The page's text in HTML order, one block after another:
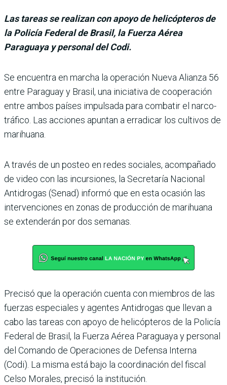
Las tareas se realizan con apoyo de helicópteros de
la Policía Federal de Brasil, la Fuerza Aérea
Paraguaya y personal del Codi.
Se encuentra en mar­cha la operación Nueva Alianza 56
entre Paraguay y Brasil, una iniciativa de cooperación
entre ambos países impul­sada para combatir el narco­
tráfico. Las acciones apun­tan a erradicar los cultivos de
marihuana.
A través de un posteo en redes sociales, acompañado
de video con las incursiones, la Secretaría Nacional
Antidro­gas (Senad) informó que en esta ocasión las
intervencio­nes en zonas de producción de marihuana
se extenderán por dos semanas.
Precisó que la operación cuenta con miembros de las
fuerzas especiales y agen­tes Antidrogas que llevan a
cabo las tareas con apoyo de helicópteros de la Policía
Federal de Brasil, la Fuerza Aérea Paraguaya y personal
del Comando de Operaciones de Defensa Interna
(Codi). La misma está bajo la coordina­ción del fiscal
Celso Morales, precisó la institución.